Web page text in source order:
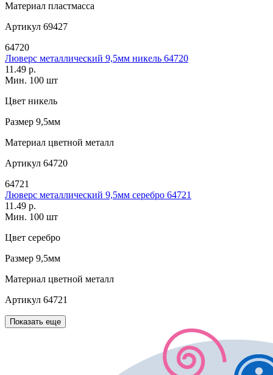
Материал пластмасса
Артикул 69427
64720
Люверс металлический 9,5мм никель 64720
11.49 р.
Мин. 100 шт
Цвет никель
Размер 9,5мм
Материал цветной металл
Артикул 64720
64721
Люверс металлический 9,5мм серебро 64721
11.49 р.
Мин. 100 шт
Цвет серебро
Размер 9,5мм
Материал цветной металл
Артикул 64721
Показать еще